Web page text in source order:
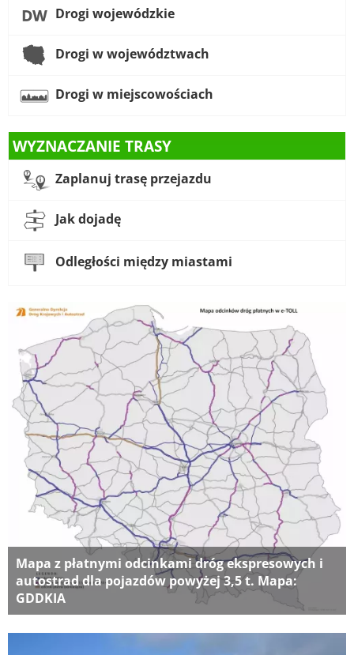
Drogi wojewódzkie
Drogi w województwach
Drogi w miejscowościach
WYZNACZANIE TRASY
Zaplanuj trasę przejazdu
Jak dojadę
Odległości między miastami
Mapa z płatnymi odcinkami dróg ekspresowych i
autostrad dla pojazdów powyżej 3,5 t. Mapa:
GDDKIA